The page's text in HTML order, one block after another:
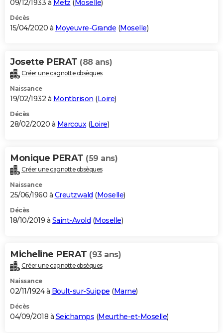
09/12/1933 à Metz ( Moselle)
Décès
15/04/2020 à Moyeuvre-Grande (Moselle)
Josette PERAT (88 ans)
Créer une cagnotte obsèques
Naissance
19/02/1932 à Montbrison (Loire)
Décès
28/02/2020 à Marcoux(Loire)
Monique PERAT (59 ans)
Créer une cagnotte obsèques
Naissance
25/06/1960 à Creutzwald (Moselle)
Décès
18/10/2019 à Saint-Avold (Moselle)
Micheline PERAT (93 ans)
Créer une cagnotte obsèques
Naissance
02/11/1924 à Boult-sur-Suippe (Marne)
Décès
04/09/2018 à Seichamps (Meurthe-et-Moselle)